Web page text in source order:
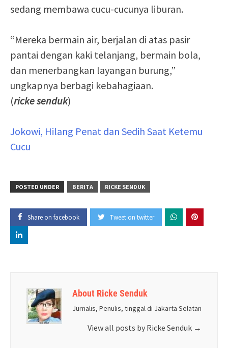
sedang membawa cucu-cucunya liburan.
“Mereka bermain air, berjalan di atas pasir
pantai dengan kaki telanjang, bermain bola,
dan menerbangkan layangan burung,”
ungkapnya berbagi kebahagiaan.
(ricke senduk)
Jokowi, Hilang Penat dan Sedih Saat Ketemu
Cucu
POSTED UNDER BERITA RICKE SENDUK
Share on facebook Tweet on twitter
About Ricke Senduk
Jurnalis, Penulis, tinggal di Jakarta Selatan
View all posts by Ricke Senduk →